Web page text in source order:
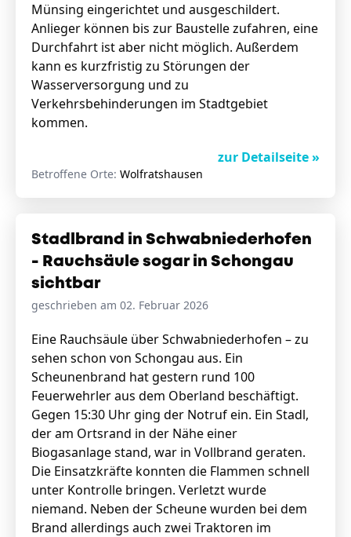
Münsing eingerichtet und ausgeschildert.
Anlieger können bis zur Baustelle zufahren, eine
Durchfahrt ist aber nicht möglich. Außerdem
kann es kurzfristig zu Störungen der
Wasserversorgung und zu
Verkehrsbehinderungen im Stadtgebiet
kommen.
zur Detailseite »
Betroffene Orte: Wolfratshausen
Stadlbrand in Schwabniederhofen
- Rauchsäule sogar in Schongau
sichtbar
geschrieben am 02. Februar 2026
Eine Rauchsäule über Schwabniederhofen – zu
sehen schon von Schongau aus. Ein
Scheunenbrand hat gestern rund 100
Feuerwehrler aus dem Oberland beschäftigt.
Gegen 15:30 Uhr ging der Notruf ein. Ein Stadl,
der am Ortsrand in der Nähe einer
Biogasanlage stand, war in Vollbrand geraten.
Die Einsatzkräfte konnten die Flammen schnell
unter Kontrolle bringen. Verletzt wurde
niemand. Neben der Scheune wurden bei dem
Brand allerdings auch zwei Traktoren im